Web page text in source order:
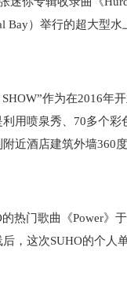
Bay） 举行的超大型水
”作为在2016年
利用喷泉秀、 70多个彩
附近酒店建筑外墙360
热门歌曲 《Power》 于
后， 这次SUHO的个 人